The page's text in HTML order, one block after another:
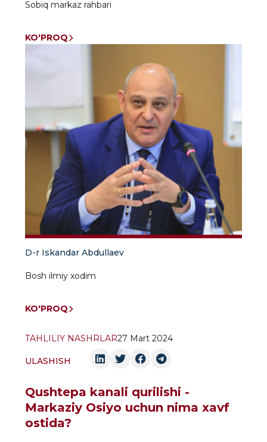
Sobiq markaz rahbari
KO'PROQ
D-r Iskandar Abdullaev
Bosh ilmiy xodim
KO'PROQ
TAHLILIY NASHRLAR27 Mart 2024
ULASHISH
Qushtepa kanali qurilishi -
Markaziy Osiyo uchun nima xavf
ostida?